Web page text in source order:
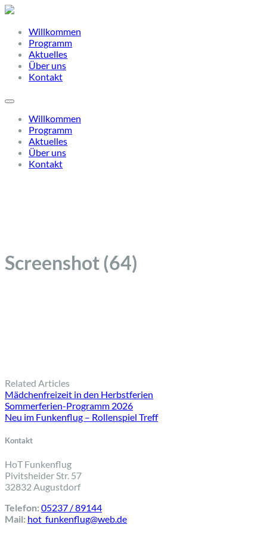
Willkommen
Programm
Aktuelles
Über uns
Kontakt
Willkommen
Programm
Aktuelles
Über uns
Kontakt
Screenshot (64)
Related Articles
Mädchenfreizeit in den Herbstferien
Sommerferien-Programm 2026
Neu im Funkenflug – Rollenspiel Treff
Kontakt
HoT Funkenflug
Pivitsheider Str. 57
32832 Augustdorf
Telefon: 05237 / 89144
Mail: hot_funkenflug@web.de